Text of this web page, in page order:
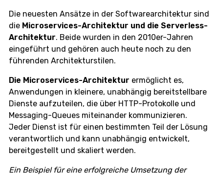
Die neuesten Ansätze in der Softwarearchitektur sind
die Microservices-Architektur und die Serverless-
Architektur. Beide wurden in den 2010er-Jahren
eingeführt und gehören auch heute noch zu den
führenden Architekturstilen.
Die Microservices-Architektur ermöglicht es,
Anwendungen in kleinere, unabhängig bereitstellbare
Dienste aufzuteilen, die über HTTP-Protokolle und
Messaging-Queues miteinander kommunizieren.
Jeder Dienst ist für einen bestimmten Teil der Lösung
verantwortlich und kann unabhängig entwickelt,
bereitgestellt und skaliert werden.
Ein Beispiel für eine erfolgreiche Umsetzung der